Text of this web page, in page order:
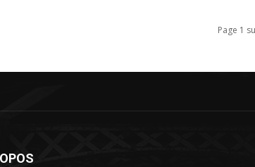
Page 1